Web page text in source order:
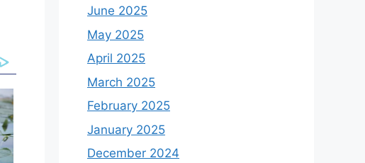
June 2025
May 2025
April 2025
March 2025
February 2025
January 2025
December 2024